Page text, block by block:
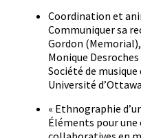
Coordination et
Communiquer sa
Gordon
Monique
Société de
Université
« Ethnographie
Éléments pour